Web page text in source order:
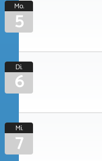
Mo.
5
Di.
6
Mi.
7